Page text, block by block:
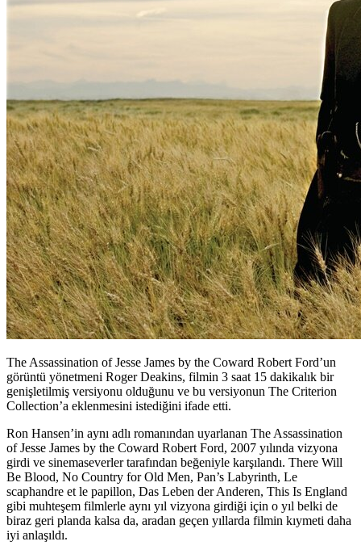
The Assassination of Jesse James by the Coward Robert Ford’un
görüntü yönetmeni Roger Deakins, filmin 3 saat 15 dakikalık bir
genişletilmiş versiyonu olduğunu ve bu versiyonun The Criterion
Collection’a eklenmesini istediğini ifade etti.
Ron Hansen’in aynı adlı romanından uyarlanan The Assassination
of Jesse James by the Coward Robert Ford, 2007 yılında vizyona
girdi ve sinemaseverler tarafından beğeniyle karşılandı. There Will
Be Blood, No Country for Old Men, Pan’s Labyrinth, Le
scaphandre et le papillon, Das Leben der Anderen, This Is England
gibi muhteşem filmlerle aynı yıl vizyona girdiği için o yıl belki de
biraz geri planda kalsa da, aradan geçen yıllarda filmin kıymeti daha
iyi anlaşıldı.